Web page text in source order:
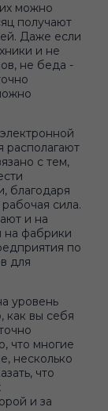
можно
получают
Даже если
и не
не беда -
располагают
с тем,
благодаря
сила.
и на
на фабрики
по
для
уровень
как вы себя
что многие
несколько
что
и за